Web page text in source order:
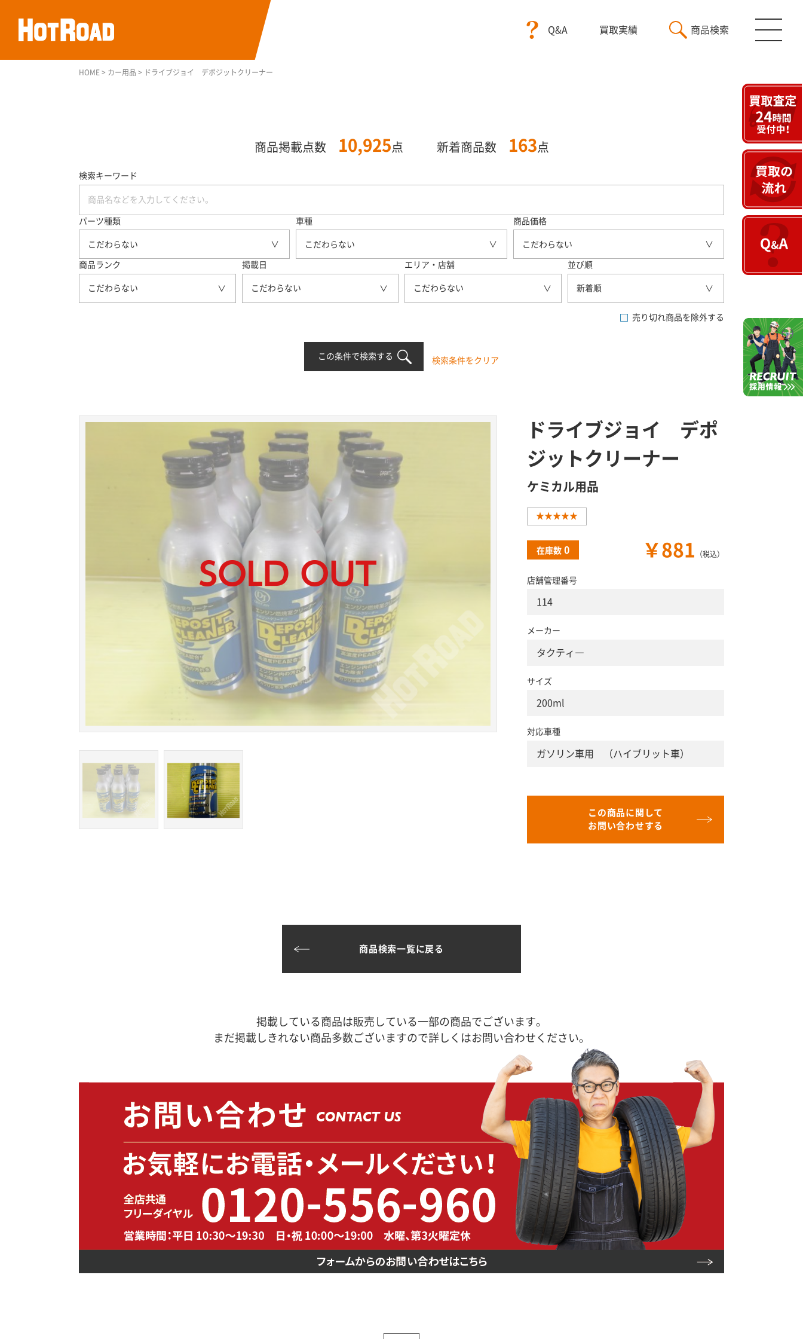
Q&A 買取実績 商品検索
HOME > カー用品 > ドライブジョイ デポジットクリーナー
商品掲載点数 10,925 点 新着商品数 163 点
検索キーワード
パーツ種類
こだわらない
車種
こだわらない
商品価格
こだわらない
商品ランク
こだわらない
掲載日
こだわらない
エリア・店舗
こだわらない
並び順
新着順
売り切れ商品を除外する
この条件で検索する 検索条件をクリア
ドライブジョイ デポ
ジットクリーナー
ケミカル用品
★★★★★
在庫数 0 ￥881 （税込）
店舗管理番号
114
メーカー
タクティ―
サイズ
200ml
対応車種
ガソリン車用 （ハイブリット車）
この商品に関して
お問い合わせする
商品検索一覧に戻る
掲載している商品は販売している一部の商品でございます。
まだ掲載しきれない商品多数ございますので詳しくはお問い合わせください。